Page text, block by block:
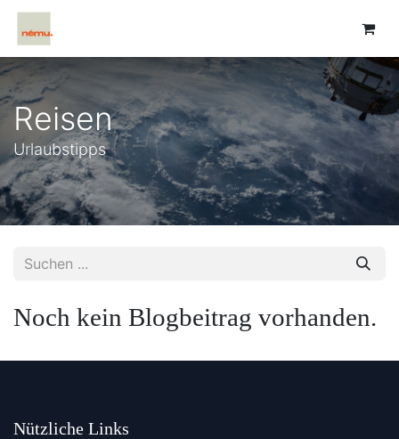
Reisen
Urlaubstipps
Noch kein Blogbeitrag vorhanden.
Nützliche Links